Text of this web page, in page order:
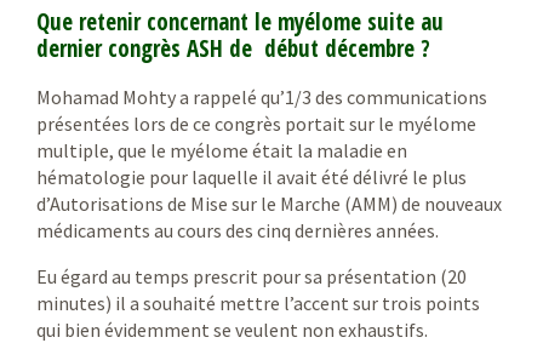
Que retenir concernant le myélome suite au
dernier congrès ASH de début décembre ?
Mohamad Mohty a rappelé qu’1/3 des communications
présentées lors de ce congrès portait sur le myélome
multiple, que le myélome était la maladie en
hématologie pour laquelle il avait été délivré le plus
d’Autorisations de Mise sur le Marche (AMM) de nouveaux
médicaments au cours des cinq dernières années.
Eu égard au temps prescrit pour sa présentation (20
minutes) il a souhaité mettre l’accent sur trois points
qui bien évidemment se veulent non exhaustifs.